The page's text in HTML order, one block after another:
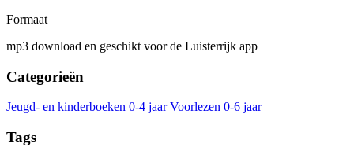
Formaat
mp3 download en geschikt voor de Luisterrijk app
Categorieën
Jeugd- en kinderboeken 0-4 jaar Voorlezen 0-6 jaar
Tags